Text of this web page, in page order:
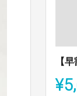
【